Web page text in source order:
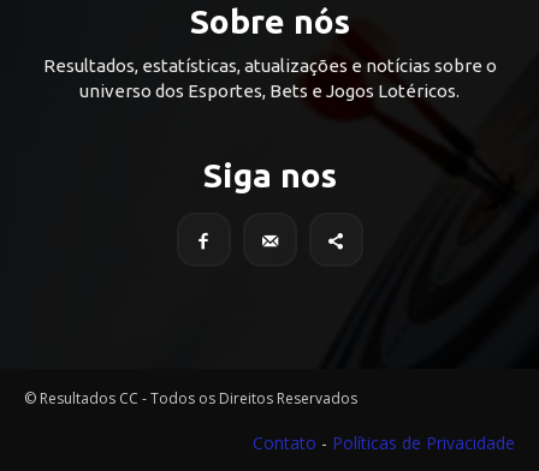
Sobre nós
Resultados, estatísticas, atualizações e notícias sobre o
universo dos Esportes, Bets e Jogos Lotéricos.
Siga nos
© Resultados CC - Todos os Direitos Reservados
Contato - Políticas de Privacidade